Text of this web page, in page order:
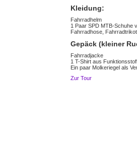
Kleidung:
Fahrradhelm
1 Paar SPD MTB-Schuhe
Fahrradhose,
Gepäck (kleiner
Fahrradjacke
1 T-Shirt aus
Ein paar Molkeriegel als
Zur Tour